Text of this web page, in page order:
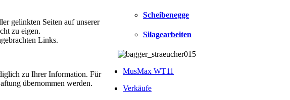
gelinkten Seiten auf unserer
zu eigen.
Links.
zu Ihrer Information. Für
übernommen werden.
Scheibenegge
Silagearbeiten
MusMax WT11
Verkäufe